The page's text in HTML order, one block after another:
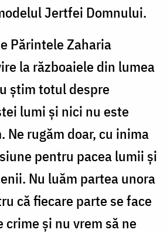
Jertfei Domnului.
Părintele Zaharia
la războaiele din lumea
știm totul despre
lumi și nici nu este
Ne rugăm doar, cu inima
pentru pacea lumii și
Nu luăm partea unora
că fiecare parte se face
crime și nu vrem să ne